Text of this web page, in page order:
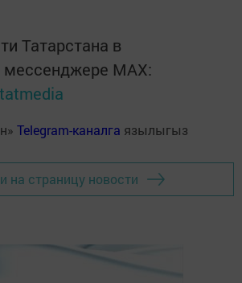
Татарстана в
мессенджере MАХ:
Telegram-каналга язылыгыз
на страницу новости